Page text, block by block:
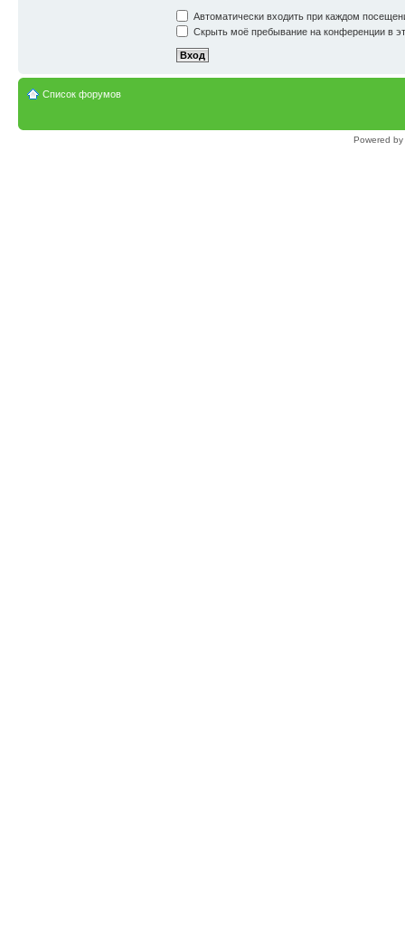
Автоматически входить при каждом
Скрыть моё пребывание на конференции в
Список форумов
Powered by